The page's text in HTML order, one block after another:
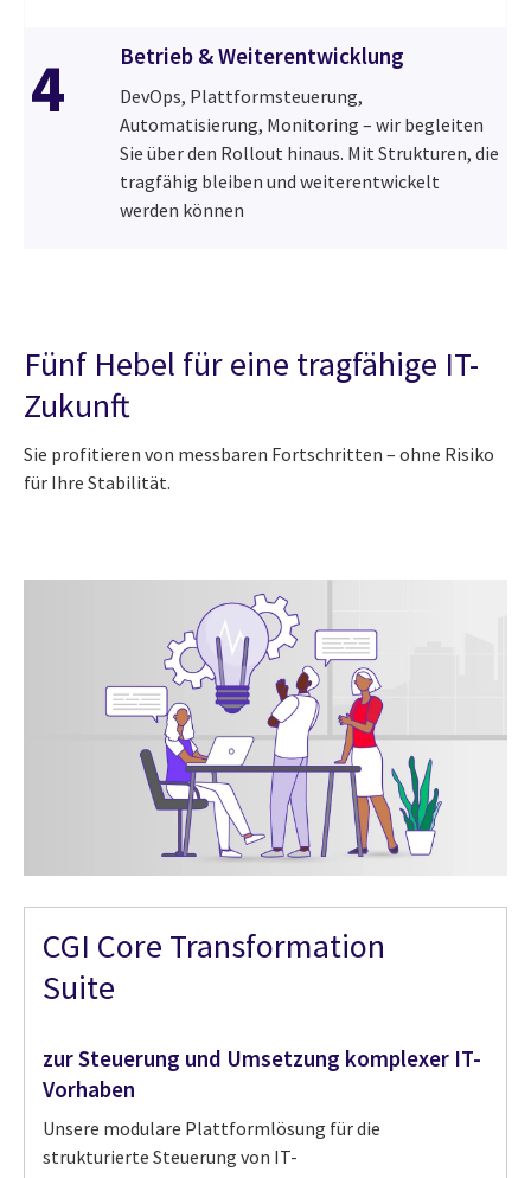
4 Betrieb & Weiterentwicklung
DevOps, Plattformsteuerung,
Automatisierung, Monitoring – wir begleiten
Sie über den Rollout hinaus. Mit Strukturen, die
tragfähig bleiben und weiterentwickelt
werden können
Fünf Hebel für eine tragfähige IT-
Zukunft
Sie profitieren von messbaren Fortschritten – ohne Risiko
für Ihre Stabilität.
CGI Core Transformation
Suite
zur Steuerung und Umsetzung komplexer IT-
Vorhaben
Unsere modulare Plattformlösung für die
strukturierte Steuerung von IT-